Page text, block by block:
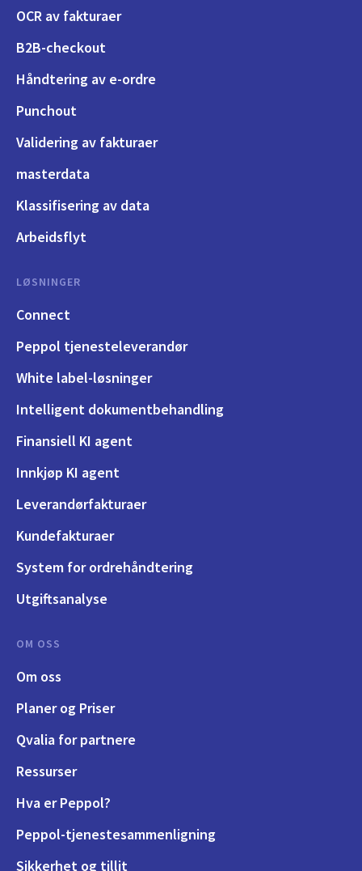
OCR av fakturaer
B2B-checkout
Håndtering av e-ordre
Punchout
Validering av fakturaer
masterdata
Klassifisering av data
Arbeidsflyt
LØSNINGER
Connect
Peppol tjenesteleverandør
White label-løsninger
Intelligent dokumentbehandling
Finansiell KI agent
Innkjøp KI agent
Leverandørfakturaer
Kundefakturaer
System for ordrehåndtering
Utgiftsanalyse
OM OSS
Om oss
Planer og Priser
Qvalia for partnere
Ressurser
Hva er Peppol?
Peppol-tjenestesammenligning
Sikkerhet og tillit